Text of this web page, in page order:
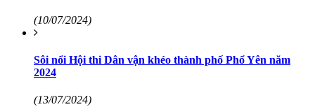
(10/07/2024)
Sôi nổi Hội thi Dân vận khéo thành phố Phổ Yên năm
2024
(13/07/2024)